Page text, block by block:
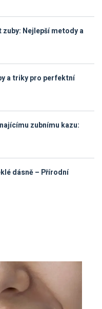
Nejlepší metody a
a triky pro perfektní
zubnímu kazu:
dásně – Přírodní